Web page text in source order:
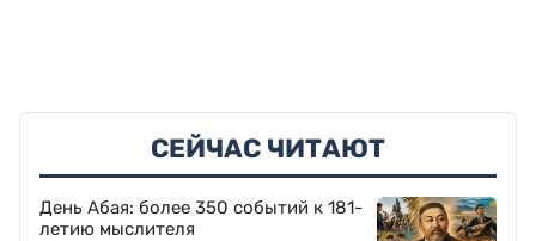
СЕЙЧАС ЧИТАЮТ
День Абая: более 350 событий к 181-
летию мыслителя